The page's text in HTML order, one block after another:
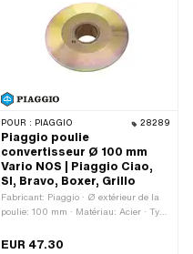
POUR : PIAGGIO 28289
Piaggio poulie
convertisseur Ø 100 mm
Vario NOS | Piaggio Ciao,
SI, Bravo, Boxer, Grillo
Fabricant: Piaggio · Ø extérieur de la
poulie: 100 mm · Matériau: Acier · Type
galvanisé (jaune)
EUR 47.30